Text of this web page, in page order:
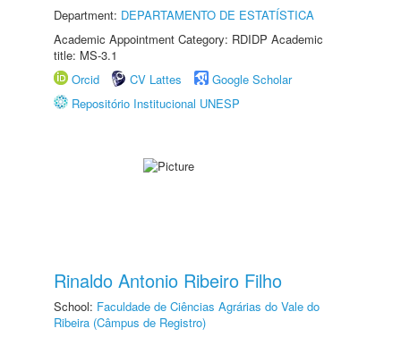
Department: DEPARTAMENTO DE ESTATÍSTICA
Academic Appointment Category: RDIDP Academic
title: MS-3.1
Orcid
CV Lattes
Google Scholar
Repositório Institucional UNESP
Rinaldo Antonio Ribeiro Filho
School: Faculdade de Ciências Agrárias do Vale do
Ribeira (Câmpus de Registro)